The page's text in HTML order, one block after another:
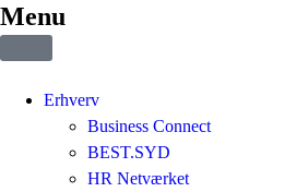
Menu
Erhverv
Business Connect
BEST.SYD
HR Netværket